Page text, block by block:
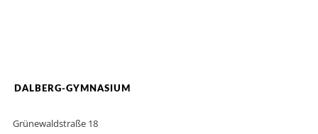
DALBERG-GYMNASIUM
Grünewaldstraße 18